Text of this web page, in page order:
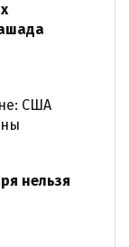
США
нельзя